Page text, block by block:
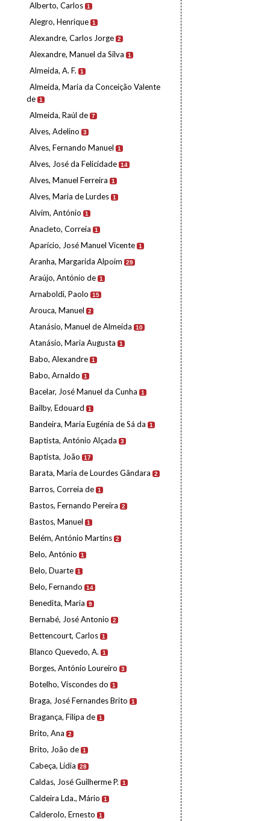
Alberto, Carlos 1
Alegro, Henrique 1
Alexandre, Carlos Jorge 2
Alexandre, Manuel da Silva 1
Almeida, A. F. 1
Almeida, Maria da Conceição Valente
de 1
Almeida, Raúl de 7
Alves, Adelino 3
Alves, Fernando Manuel 1
Alves, José da Felicidade 14
Alves, Manuel Ferreira 1
Alves, Maria de Lurdes 1
Alvim, António 1
Anacleto, Correia 1
Aparício, José Manuel Vicente 1
Aranha, Margarida Alpoim 29
Araújo, António de 1
Arnaboldi, Paolo 15
Arouca, Manuel 2
Atanásio, Manuel de Almeida 10
Atanásio, Maria Augusta 1
Babo, Alexandre 1
Babo, Arnaldo 1
Bacelar, José Manuel da Cunha 1
Bailby, Edouard 1
Bandeira, Maria Eugénia de Sá da 1
Baptista, António Alçada 3
Baptista, João 17
Barata, Maria de Lourdes Gândara 2
Barros, Correia de 1
Bastos, Fernando Pereira 2
Bastos, Manuel 1
Belém, António Martins 2
Belo, António 1
Belo, Duarte 1
Belo, Fernando 14
Benedita, Maria 9
Bernabé, José Antonio 2
Bettencourt, Carlos 1
Blanco Quevedo, A. 1
Borges, António Loureiro 3
Botelho, Viscondes do 1
Braga, José Fernandes Brito 1
Bragança, Filipa de 1
Brito, Ana 2
Brito, João de 1
Cabeça, Lídia 28
Caldas, José Guilherme P. 1
Caldeira Lda., Mário 1
Calderolo, Ernesto 1